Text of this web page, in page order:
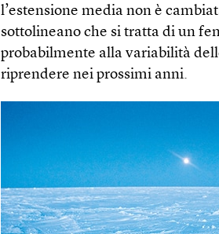
l’estensione media non è
sottolineano che si tratta di un
probabilmente alla variabilità
riprendere nei prossimi anni.